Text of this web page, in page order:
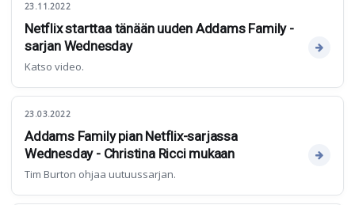
23.11.2022
Netflix starttaa tänään uuden Addams Family -
sarjan Wednesday
Katso video.
23.03.2022
Addams Family pian Netflix-sarjassa
Wednesday - Christina Ricci mukaan
Tim Burton ohjaa uutuussarjan.